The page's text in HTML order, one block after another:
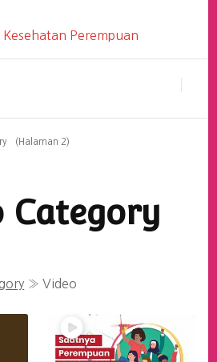
Kesehatan
(Halaman 2)
Category
»Video